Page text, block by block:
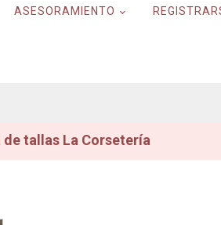
ASESORAMIENTO
tallas La Corsetería